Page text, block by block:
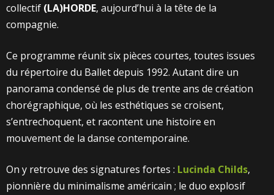
collectif (LA)HORDE, aujourd’hui à la tête de la
compagnie.
Ce programme réunit six pièces courtes, toutes issues
du répertoire du Ballet depuis 1992. Autant dire un
panorama condensé de plus de trente ans de création
chorégraphique, où les esthétiques se croisent,
s’entrechoquent, et racontent une histoire en
mouvement de la danse contemporaine.
On y retrouve des signatures fortes : Lucinda Childs,
pionnière du minimalisme américain ; le duo explosif